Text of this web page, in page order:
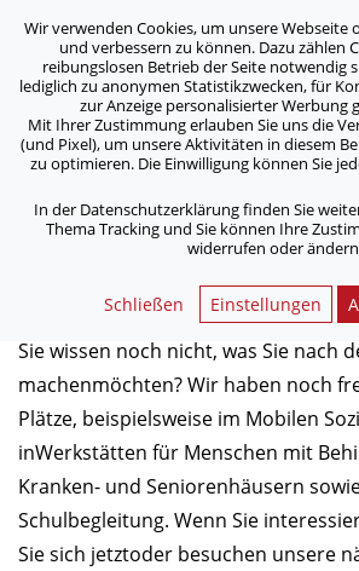
ASB Bonn/Rhein-Sieg/Eifel e.V.
bewegt Menschen
Home / Aktuelles /
Infoveranstaltungen
BFD
Sie wissen noch nicht, was Sie nach
machenmöchten? Wir haben noch
Plätze, beispielsweise im Mobilen
inWerkstätten für Menschen mit
Kranken- und Seniorenhäusern
Schulbegleitung. Wenn Sie
Sie sich jetztoder besuchen unsere
Wir verwenden Cookies, um unsere Webseite
und verbessern zu können. Dazu zählen
reibungslosen Betrieb der Seite notwendig
lediglich zu anonymen Statistikzwecken, für
zur Anzeige personalisierter Werbung
Mit Ihrer Zustimmung erlauben Sie uns die
(und Pixel), um unsere Aktivitäten in diesem
zu optimieren. Die Einwilligung können Sie
In der Datenschutzerklärung finden Sie
Thema Tracking und Sie können Ihre
widerrufen oder
Schließen Einstellungen